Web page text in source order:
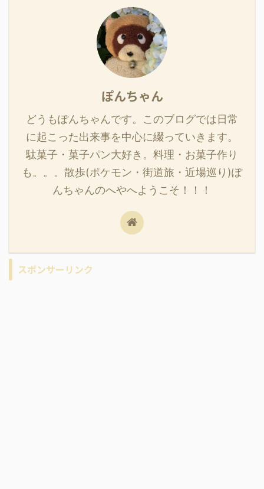
ぽんちゃん
どうもぽんちゃんです。このブログでは日常
に起こった出来事を中心に綴っていきます。
駄菓子・菓子パン大好き。料理・お菓子作り
も。。。散歩(ポケモン・街道旅・近場巡り)ぽ
んちゃんのへやへようこそ！！！
スポンサーリンク